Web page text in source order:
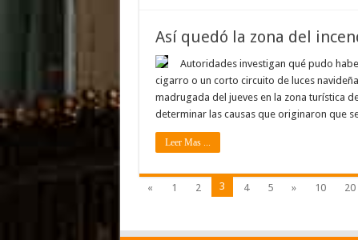
Así quedó la zona del
Autoridades investigan qué pudo
cigarro o un corto circuito de luces
madrugada del jueves en la zona turística
determinar las causas que originaron que
Leer Mas ...
« 1 2 3 4 5 » 10 20